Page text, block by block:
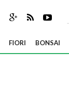
FIORI BONSAI